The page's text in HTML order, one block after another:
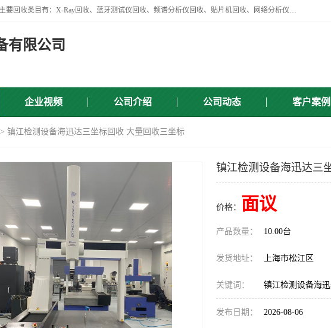
苏州讯芯微电子设备有限公司是一家做资源回收类企业，主要回收类目有：X-Ray回收、蓝牙测试仪回收、频谱分析仪回收、贴片机回收、网络分析仪回收、信号发生器回收等，从企业单位的需求出发，试通过本网络平台的建立有效整合物资市场，使可再生资源获得合理的流通和科学的再利用。
有限公司
企业视频 公司介绍 公司动态 客户案例
> 镇江检测设备海迅达三坐标回收 大量回收三坐标
镇江检测设备海迅达三
价格： 面议
产品数量： 10.00台
发货地址： 上海市松江区
关键词： 镇江检测设备海
发布日期： 2026-08-06